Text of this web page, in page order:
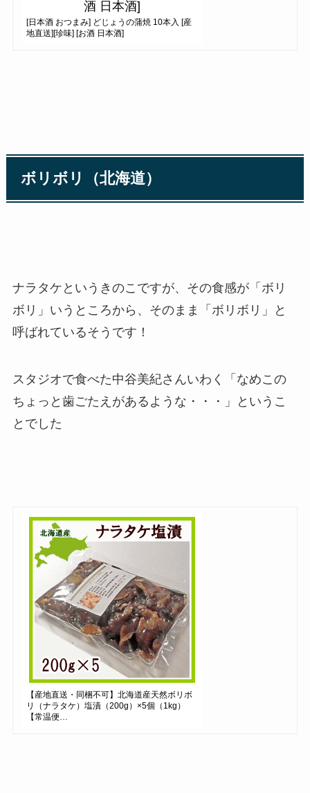
[日本酒 おつまみ] どじょうの蒲焼 10本入 [産
地直送][珍味] [お酒 日本酒]
ボリボリ（北海道）
ナラタケというきのこですが、その食感が「ボリ
ボリ」いうところから、そのまま「ボリボリ」と
呼ばれているそうです！
スタジオで食べた中谷美紀さんいわく「なめこの
ちょっと歯ごたえがあるような・・・」というこ
とでした
【産地直送・同梱不可】北海道産天然ボリボ
リ（ナラタケ）塩漬（200g）×5個（1kg）
【常温便…